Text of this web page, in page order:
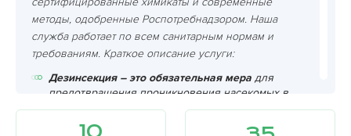
методы, одобренные Роспотребнадзором. Наша
служба работает по всем санитарным нормам и
требованиям. Краткое описание услуги:
Дезинсекция – это обязательная мера для
предотвращения проникновения насекомых в
жилища и промышленные объекты. В условиях
городских и сельских регионов дезинсекция